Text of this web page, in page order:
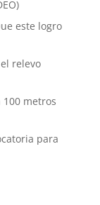
este logro
relevo
100 metros
para